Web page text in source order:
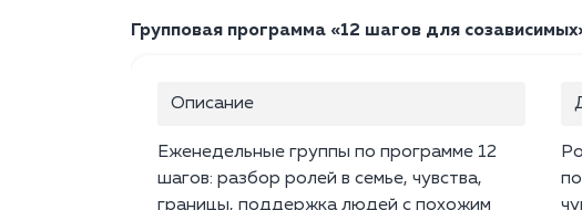
Групповая программа «12 шагов для
Описание
Еженедельные группы по программе 12
шагов: разбор ролей в семье, чувства,
границы, поддержка людей с похожим